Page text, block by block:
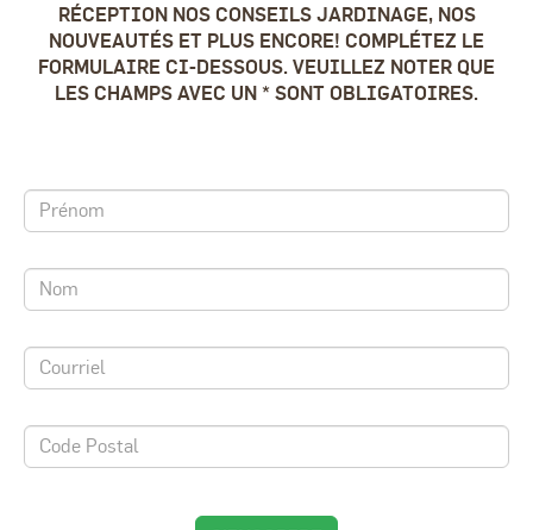
RÉCEPTION NOS CONSEILS JARDINAGE, NOS
NOUVEAUTÉS ET PLUS ENCORE! COMPLÉTEZ LE
FORMULAIRE CI-DESSOUS. VEUILLEZ NOTER QUE
LES CHAMPS AVEC UN * SONT OBLIGATOIRES.